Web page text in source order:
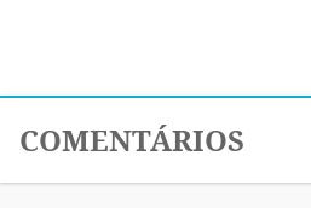
COMENTÁRIOS